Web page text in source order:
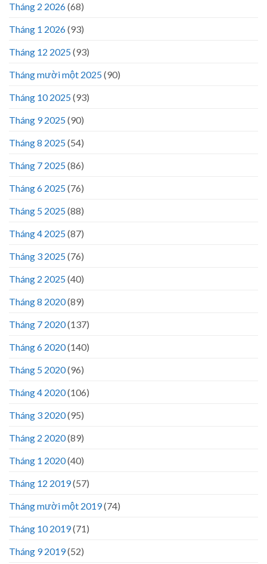
Tháng 2 2026(68)
Tháng 1 2026(93)
Tháng 12 2025(93)
Tháng mười một 2025(90)
Tháng 10 2025(93)
Tháng 9 2025(90)
Tháng 8 2025(54)
Tháng 7 2025(86)
Tháng 6 2025(76)
Tháng 5 2025(88)
Tháng 4 2025(87)
Tháng 3 2025(76)
Tháng 2 2025(40)
Tháng 8 2020(89)
Tháng 7 2020(137)
Tháng 6 2020(140)
Tháng 5 2020(96)
Tháng 4 2020(106)
Tháng 3 2020(95)
Tháng 2 2020(89)
Tháng 1 2020(40)
Tháng 12 2019(57)
Tháng mười một 2019(74)
Tháng 10 2019(71)
Tháng 9 2019(52)